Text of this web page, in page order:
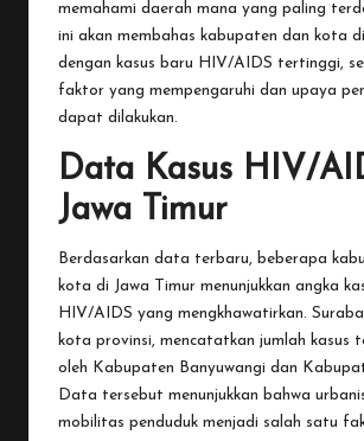
memahami daerah mana yang paling
ini akan membahas kabupaten dan kota
dengan kasus baru HIV/AIDS tertinggi,
faktor yang mempengaruhi dan upaya
dapat dilakukan.
Data Kasus HIV/
Jawa Timur
Berdasarkan data terbaru, beberapa
kota di Jawa Timur menunjukkan angka
HIV/AIDS yang mengkhawatirkan.
kota provinsi, mencatatkan jumlah kasus
oleh Kabupaten Banyuwangi dan
Data tersebut menunjukkan bahwa
mobilitas penduduk menjadi salah satu